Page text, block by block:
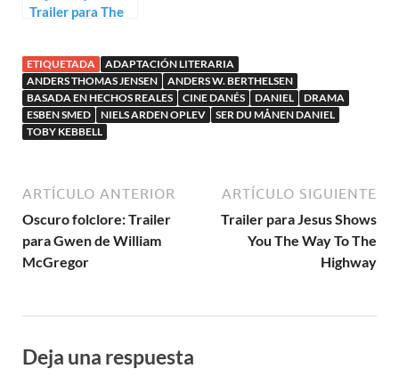
Trailer para The
ETIQUETADA
ADAPTACIÓN LITERARIA
ANDERS THOMAS JENSEN
ANDERS W. BERTHELSEN
BASADA EN HECHOS REALES
CINE DANÉS DANIEL
DRAMA
ESBEN SMED
NIELS ARDEN OPLEV
SER DU MÅNEN DANIEL
TOBY KEBBELL
ARTÍCULO ANTERIOR
Oscuro folclore: Trailer
para Gwen de William
McGregor
ARTÍCULO SIGUIENTE
Trailer para Jesus Shows
You The Way To The
Highway
Deja una respuesta